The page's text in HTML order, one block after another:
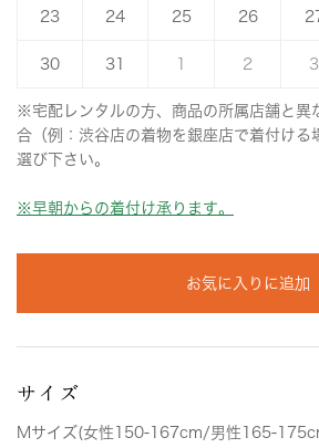
23 24 25 26
30 31 2 3
※宅配レンタルの方、商品の所属店舗と異
合（例：渋谷店の着物を銀座店で着付ける
選び下さい。
※早朝からの着付け承ります。
お気に入りに追加
サイズ
Mサイズ(女性150-167cm/男性165-